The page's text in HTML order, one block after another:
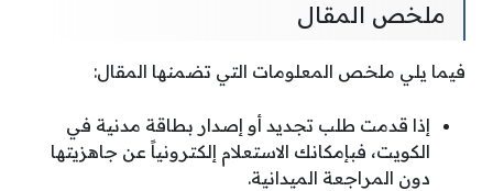
ملخص المقال
فيما يلي ملخص المعلومات التي تضمنها المقال:
إذا قدمت طلب تجديد أو إصدار بطاقة مدنية في
الكويت، فبإمكانك الاستعلام إلكترونياً عن جاهزيتها
دون المراجعة الميدانية.